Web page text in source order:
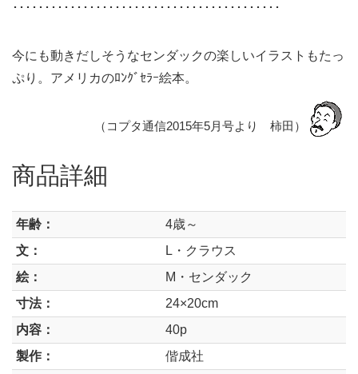
･･････････････････････････････････････････
今にも動きだしそうなセンダックの楽しいイラストもたっ
ぷり。アメリカのﾛﾝｸﾞｾﾗｰ絵本。
（コプタ通信2015年5月号より 柿田）
商品詳細
年齢：
4歳～
文：
L・クラウス
絵：
M・センダック
寸法：
24×20cm
内容：
40p
製作：
偕成社